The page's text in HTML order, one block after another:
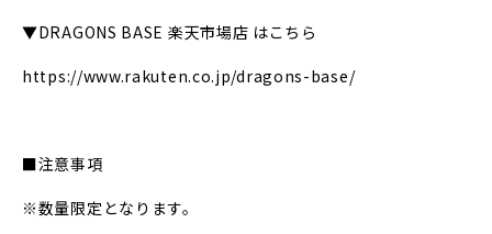
▼DRAGONS BASE 楽天市場店 はこちら
https://www.rakuten.co.jp/dragons-base/
■注意事項
※数量限定となります。